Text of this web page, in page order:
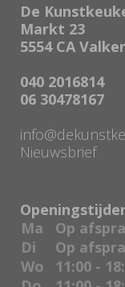
De
Markt 23
5554 CA
040 2016814
06 30478167
Nieuwsbrief
Ma
Op
Di
Op
Wo
11:00 -